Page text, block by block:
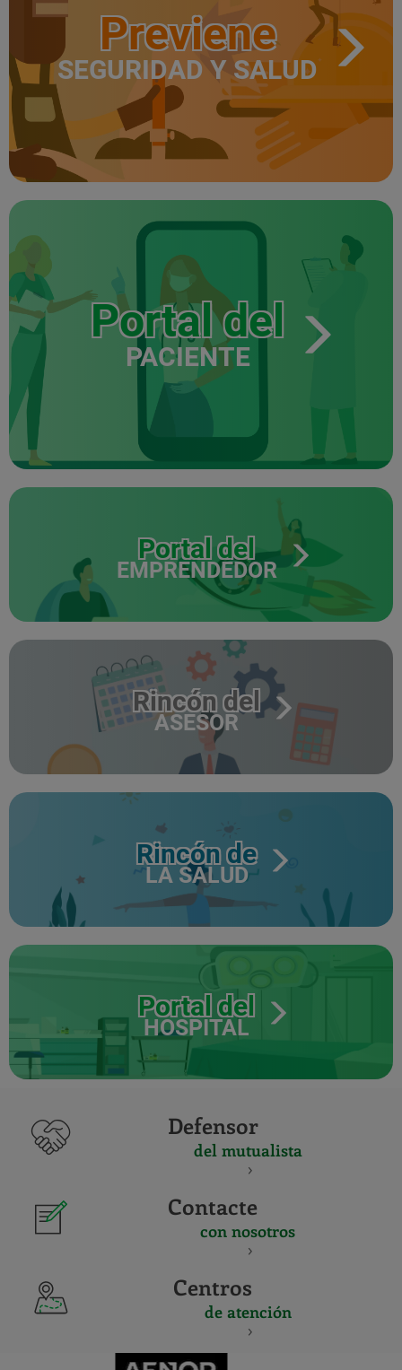
Previene
SEGURIDAD Y SALUD
Portal del
PACIENTE
Portal del
EMPRENDEDOR
Rincón del
ASESOR
Rincón de
LA SALUD
Portal del
HOSPITAL
Defensor
del mutualista
Contacte
con nosotros
Centros
de atención